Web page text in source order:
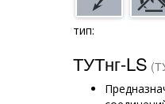
тип:
ТУТнг-LS